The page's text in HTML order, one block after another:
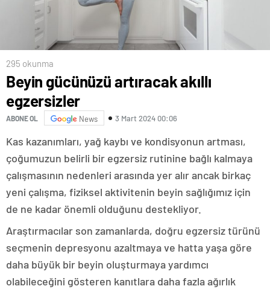
295 okunma
Beyin gücünüzü artıracak akıllı
egzersizler
ABONE OL News 3 Mart 2024 00:06
Kas kazanımları, yağ kaybı ve kondisyonun artması,
çoğumuzun belirli bir egzersiz rutinine bağlı kalmaya
çalışmasının nedenleri arasında yer alır ancak birkaç
yeni çalışma, fiziksel aktivitenin beyin sağlığımız için
de ne kadar önemli olduğunu destekliyor.
Araştırmacılar son zamanlarda, doğru egzersiz türünü
seçmenin depresyonu azaltmaya ve hatta yaşa göre
daha büyük bir beyin oluşturmaya yardımcı
olabileceğini gösteren kanıtlara daha fazla ağırlık